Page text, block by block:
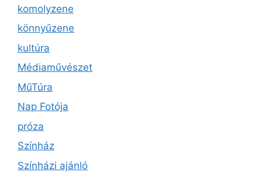
komolyzene
könnyűzene
kultúra
Médiaművészet
MűTúra
Nap Fotója
próza
Színház
Színházi ajánló